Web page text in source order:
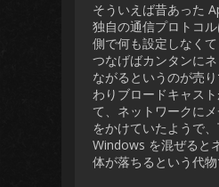
そういえば昔あった
独自の通信プロトコ
側で何も設定しなく
つなげばカンタンに
ながるというのが売
わりブロードキャス
て、ネットワークに
をかけていたようで
Windows を混ぜると
体が落ちるという代